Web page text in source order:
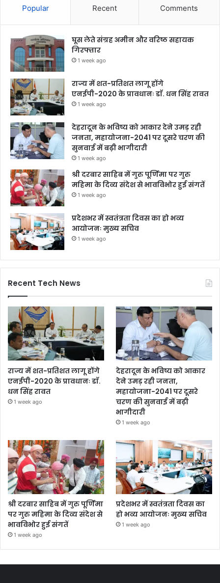
Popular Recent Comments
घूस लेते संग्रह अमीन और वरिष्ठ सहायक
गिरफ्तार
1 week ago
राज्य में शत-प्रतिशत लागू होंगे
एनईपी-2020 के प्रावधानः डाॅ. धन सिंह रावत
1 week ago
देहरादून के भविष्य को आकार देने उमड़ रही
जनता, महायोजना-2041 पर दूसरे चरण की
सुनवाई में बढ़ी भागीदारी
1 week ago
श्री दरबार साहिब में गुरु पूर्णिमा पर गुरु
महिमा के दिव्य संदेश से भावविभोर हुई संगतें
1 week ago
प्रदेशभर में स्वतंत्रता दिवस का हो भव्य
आयोजनः मुख्य सचिव
1 week ago
Recent Tech News
राज्य में शत-प्रतिशत लागू होंगे
एनईपी-2020 के प्रावधानः डाॅ.
धन सिंह रावत
1 week ago
देहरादून के भविष्य को आकार
देने उमड़ रही जनता,
महायोजना-2041 पर दूसरे
चरण की सुनवाई में बढ़ी
भागीदारी
1 week ago
श्री दरबार साहिब में गुरु पूर्णिमा
पर गुरु महिमा के दिव्य संदेश से
भावविभोर हुई संगतें
1 week ago
प्रदेशभर में स्वतंत्रता दिवस का
हो भव्य आयोजनः मुख्य सचिव
1 week ago